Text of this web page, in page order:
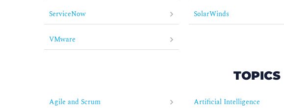
ServiceNow SolarWinds
VMware
TOPICS
Agile and Scrum Artificial Intelligence